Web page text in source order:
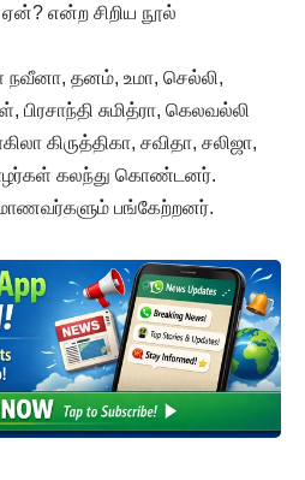
என்ற சிறிய நூல்
நவீனா, தனம், உமா, செல்லி,
பிரசாந்தி சுமித்ரா, கெலவல்லி
கிருத்திகா, சவிதா, சலிஜா,
கலந்து கொண்டனர்.
மாணவர்களும் பங்கேற்றனர்.